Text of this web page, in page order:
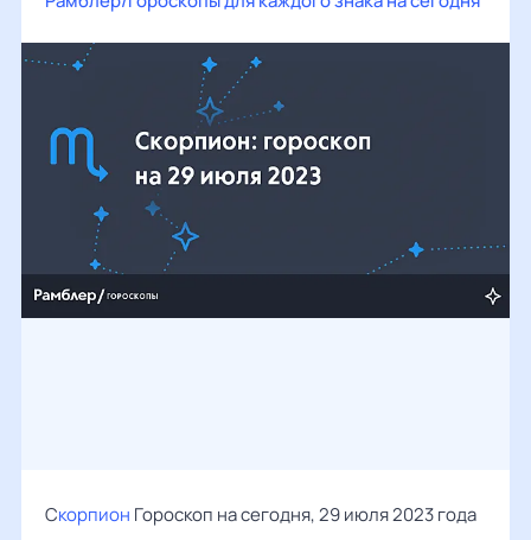
Скорпион Гороскоп на сегодня, 29 июля 2023 года